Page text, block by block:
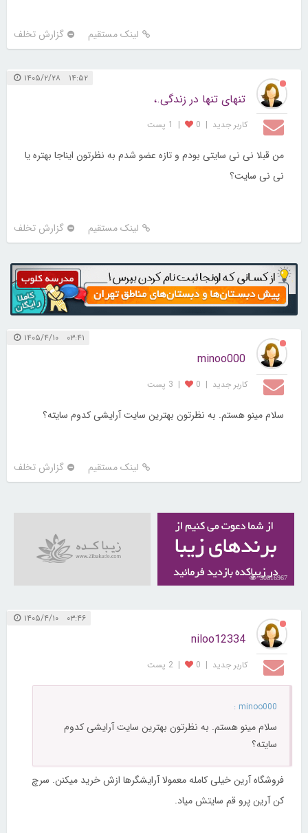
لینک مستقیم گزارش تخلف
۱۴:۵۲ ۱۴۰۵/۲/۲۸
تنهای تنها در زندگی.،
کاربر جديد |
0
| 1 پست
من قبلا نی نی سایتی بودم و تازه عضو شدم به نظرتون ایناجا بهتره یا
نی نی سایت؟
لینک مستقیم گزارش تخلف
۰۳:۴۱ ۱۴۰۵/۴/۱۰
minoo000
کاربر جديد |
0
| 3 پست
سلام مینو هستم. به نظرتون بهترین سایت آرایشی کدوم سایته؟
لینک مستقیم گزارش تخلف
30816967
۰۳:۴۶ ۱۴۰۵/۴/۱۰
niloo12334
کاربر جديد |
0
| 2 پست
minoo000 :
سلام مینو هستم. به نظرتون بهترین سایت آرایشی کدوم
سایته؟
فروشگاه آرین خیلی کامله معمولا آرایشگرها ازش خرید میکنن. سرچ
کن آرین پرو قم سایتش میاد.